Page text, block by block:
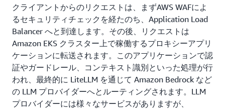
クライアントからのリクエストは、まずAWS WAFによ
るセキュリティチェックを経たのち、Application Load
Balancer へと到達します。その後、リクエストは
Amazon EKS クラスター上で稼働するプロキシーアプリ
ケーションに転送されます。このアプリケーションで認
証やガードレール、コンテキスト識別といった処理が行
われ、最終的に LiteLLM を通じて Amazon Bedrock など
の LLM プロバイダーへとルーティングされます。LLM
プロバイダーには様々なサービスがありますが、